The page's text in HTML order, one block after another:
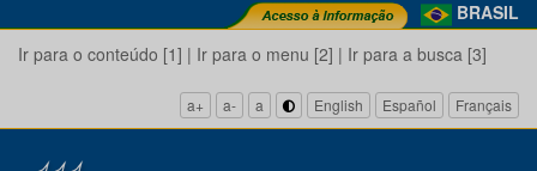
BRASIL
Ir para o conteúdo [1] | Ir para o menu [2] | Ir para a busca [3]
a+ a- a English Español Français